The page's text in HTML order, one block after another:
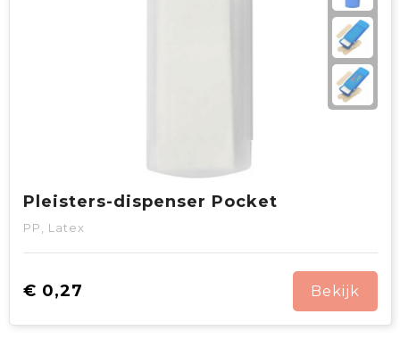
Pleisters-dispenser Pocket
PP, Latex
€ 0,27 Bekijk